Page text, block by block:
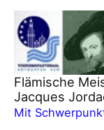
Zum
Inhalt
springen
Flämische
Jacques
Mit